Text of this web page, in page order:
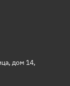
дом 14,